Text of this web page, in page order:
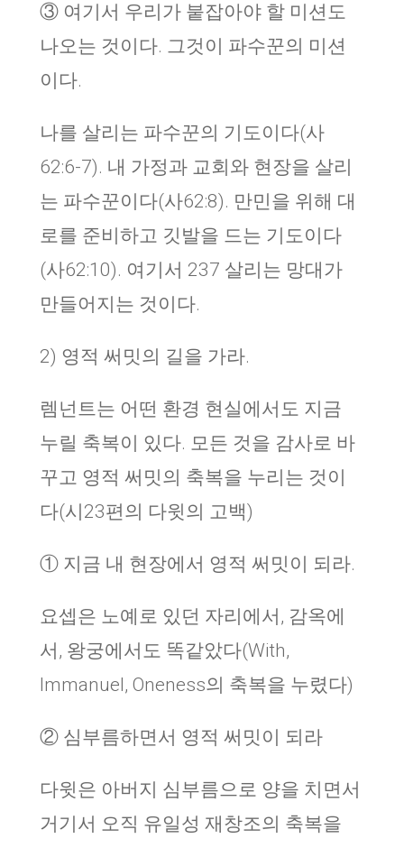
③ 여기서 우리가 붙잡아야 할 미션도
나오는 것이다. 그것이 파수꾼의 미션
이다.
나를 살리는 파수꾼의 기도이다(사
62:6-7). 내 가정과 교회와 현장을 살리
는 파수꾼이다(사62:8). 만민을 위해 대
로를 준비하고 깃발을 드는 기도이다
(사62:10). 여기서 237 살리는 망대가
만들어지는 것이다.
2) 영적 써밋의 길을 가라.
렘넌트는 어떤 환경 현실에서도 지금
누릴 축복이 있다. 모든 것을 감사로 바
꾸고 영적 써밋의 축복을 누리는 것이
다(시23편의 다윗의 고백)
① 지금 내 현장에서 영적 써밋이 되라.
요셉은 노예로 있던 자리에서, 감옥에
서, 왕궁에서도 똑같았다(With,
Immanuel, Oneness의 축복을 누렸다)
② 심부름하면서 영적 써밋이 되라
다윗은 아버지 심부름으로 양을 치면서
거기서 오직 유일성 재창조의 축복을